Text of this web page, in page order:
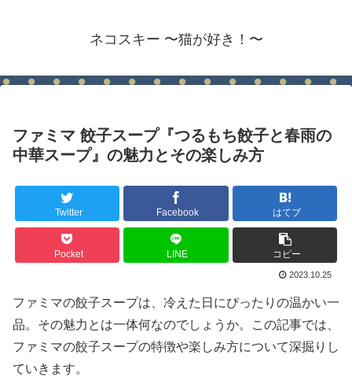
ネコスキー 〜猫が好き！〜
ファミマ 餃子スープ『つるもち餃子と春雨の
中華スープ』の魅力とその楽しみ方
Twitter Facebook はてブ
Pocket LINE コピー
2023.10.25
ファミマの餃子スープは、冷えた日にぴったりの温かい一
品。その魅力とは一体何なのでしょうか。この記事では、
ファミマの餃子スープの特徴や楽しみ方について深掘りし
ていきます。